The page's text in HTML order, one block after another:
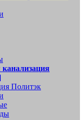
Политэк